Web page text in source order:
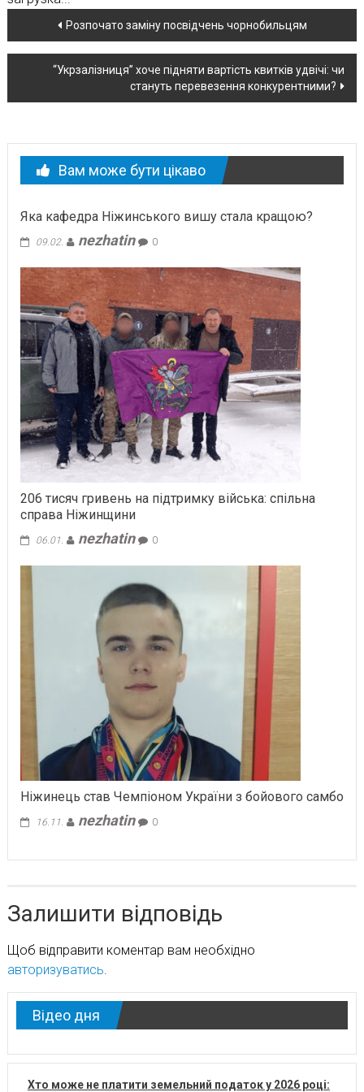
Навігація
по
новині
Розпочато заміну посвідчень чорнобильцям
“Укрзалізниця” хоче підняти вартість квитків удвічі: чи
стануть перевезення конкурентними?
Вам може бути цікаво
Яка кафедра Ніжинського вишу стала кращою?
09.02. nezhatin 0
206 тисяч гривень на підтримку війська: спільна
справа Ніжинщини
06.01. nezhatin 0
Ніжинець став Чемпіоном України з бойового самбо
16.11. nezhatin 0
Залишити відповідь
Щоб відправити коментар вам необхідно
авторизуватись
Відео дня
Хто може не платити земельний податок у 2026 році: